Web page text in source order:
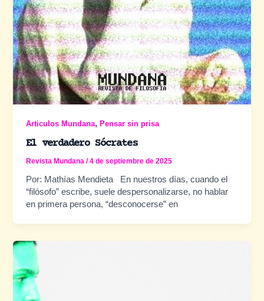
Articulos Mundana,Pensar sin prisa
El verdadero Sócrates
Revista Mundana/4 de septiembre de 2025
Por: Mathías Mendieta En nuestros días, cuando el
“filósofo” escribe, suele despersonalizarse, no hablar
en primera persona, “desconocerse” en